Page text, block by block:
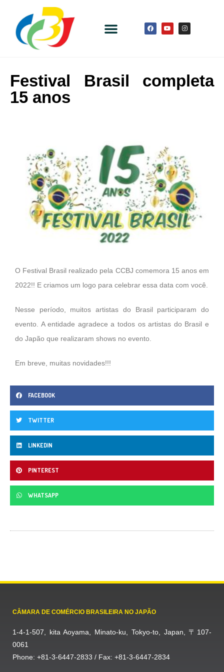
Festival Brasil completa
15 anos
O Festival Brasil realizado pela CCBJ comemora 15 anos em
2022!! E criamos um logo para celebrar essa data com você.
Nesse período, muitos artistas do Brasil participaram do
evento. A entidade agradece a todos os artistas do Brasil e
do Japão que realizaram shows no evento.
Em breve, muitas novidades!!!
FACEBOOK
TWITTER
LINKEDIN
PINTEREST
WHATSAPP
CÂMARA DE COMÉRCIO BRASILEIRA NO JAPÃO
1-4-1-507, kita Aoyama, Minato-ku, Tokyo-to, Japan, 〒107-
0061
Phone: +81-3-6447-2833 / Fax: +81-3-6447-2834